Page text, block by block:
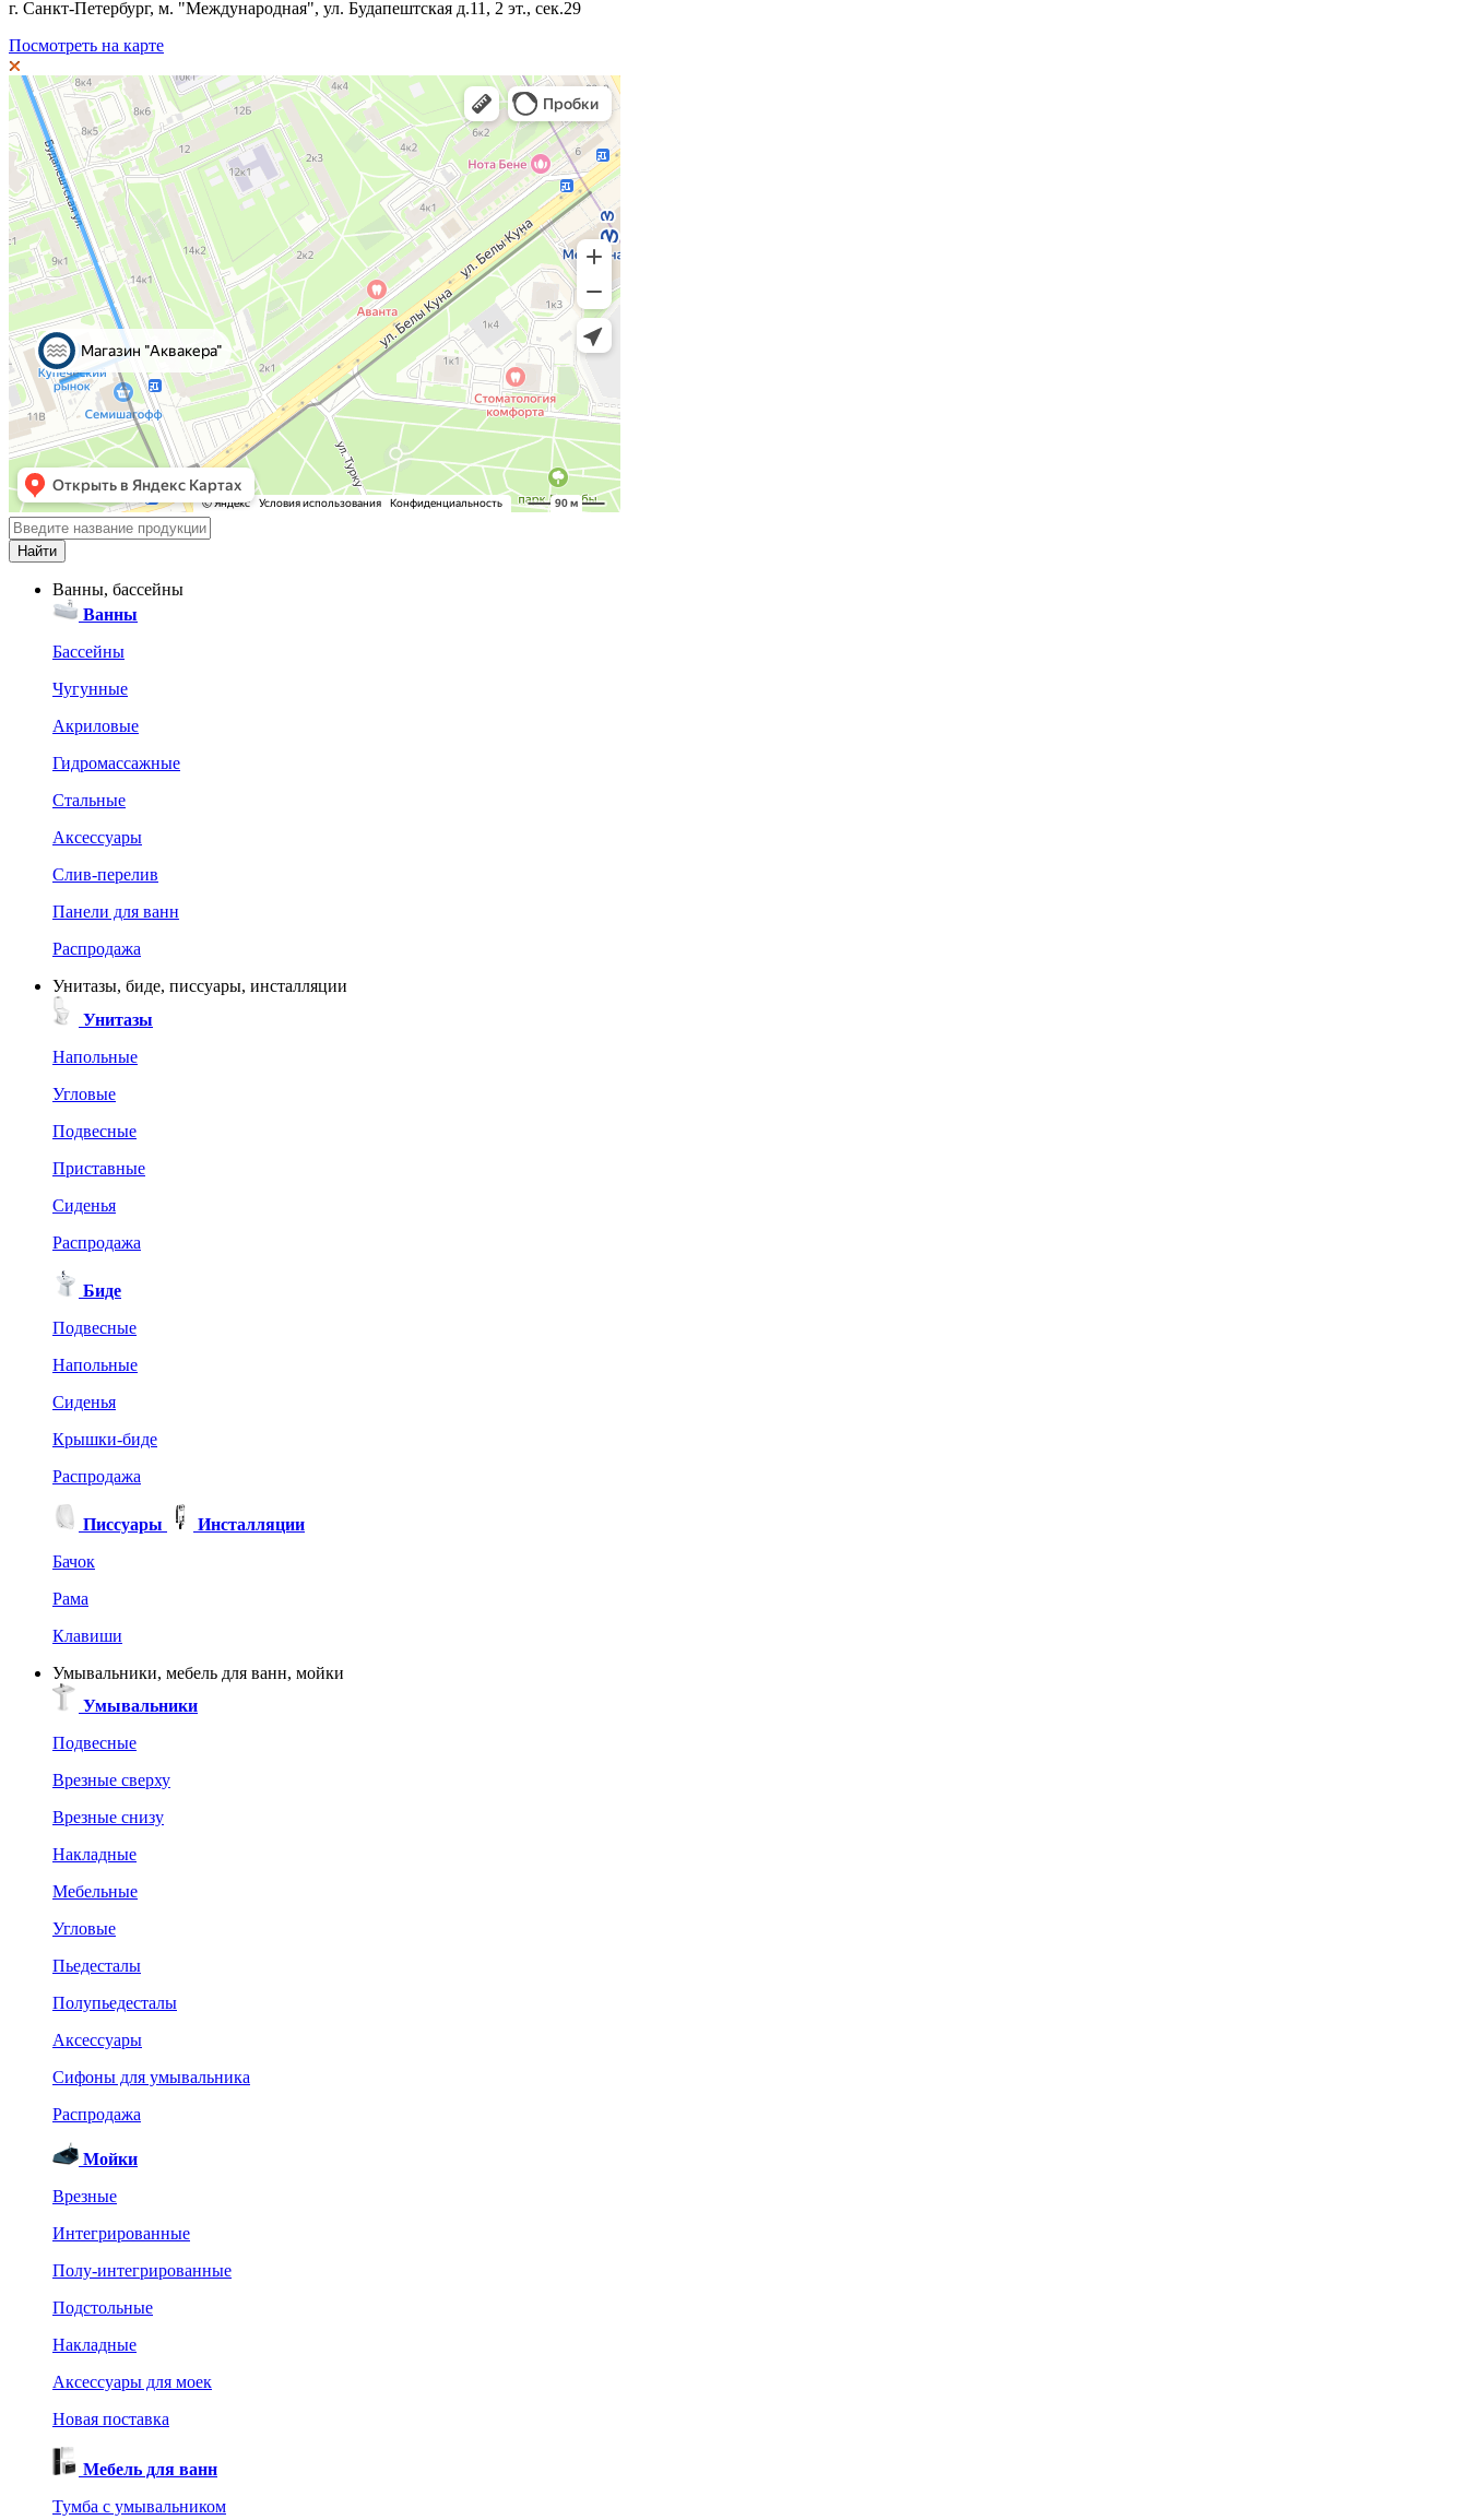
г. Санкт-Петербург, м. "Международная", ул. Будапештская д.11, 2 эт., сек.29
Посмотреть на карте
Ванны, бассейны
Ванны
Бассейны
Чугунные
Акриловые
Гидромассажные
Стальные
Аксессуары
Слив-перелив
Панели для ванн
Распродажа
Унитазы, биде, писсуары, инсталляции
Унитазы
Напольные
Угловые
Подвесные
Приставные
Сиденья
Распродажа
Биде
Подвесные
Напольные
Сиденья
Крышки-биде
Распродажа
Писсуары
Инсталляции
Бачок
Рама
Клавиши
Умывальники, мебель для ванн, мойки
Умывальники
Подвесные
Врезные сверху
Врезные снизу
Накладные
Мебельные
Угловые
Пьедесталы
Полупьедесталы
Аксессуары
Сифоны для умывальника
Распродажа
Мойки
Врезные
Интегрированные
Полу-интегрированные
Подстольные
Накладные
Аксессуары для моек
Новая поставка
Мебель для ванн
Тумба с умывальником